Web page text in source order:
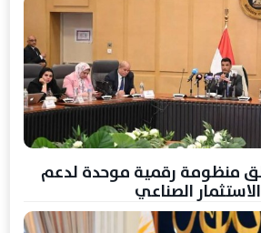
منظومة رقمية موحدة لدعم
الصناعي